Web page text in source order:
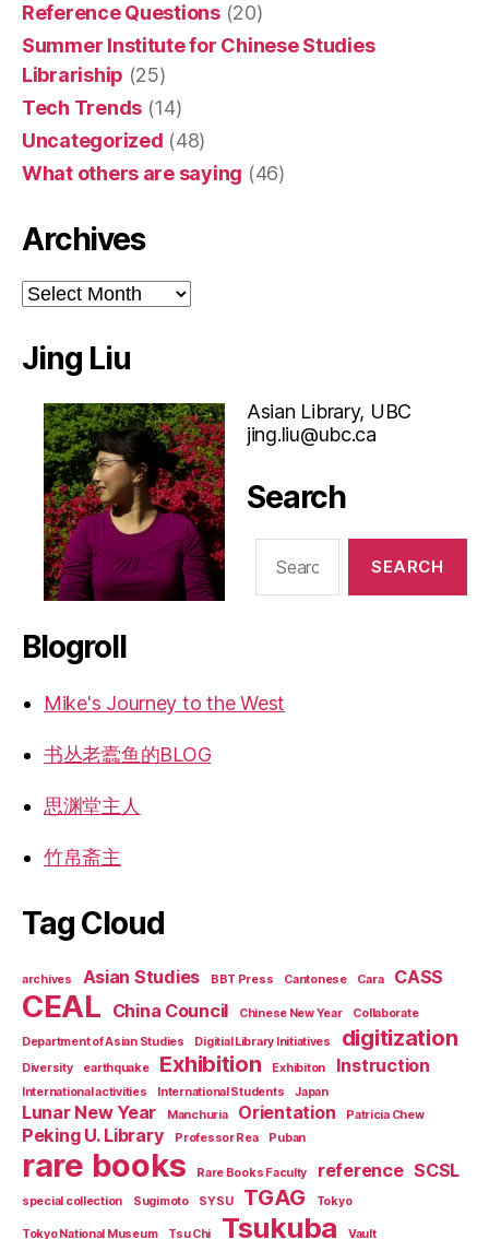
Reference Questions(20)
Summer Institute for Chinese Studies
Librariship (25)
Tech Trends (14)
Uncategorized (48)
What others are saying (46)
Archives
Archives
Jing Liu
Asian Library, UBC
jing.liu@ubc.ca
Search
Blogroll
Mike's Journey to the West
书丛老蠹鱼的BLOG
思渊堂主人
竹帛斋主
Tag Cloud
archives Asian Studies BBT Press Cantonese Cara CASS
CEAL China Council Chinese New Year
Collaborate
Department of Asian Studies
Digitial Library Initiatives digitization
Diversity earthquake Exhibition Exhibiton Instruction
International activities International Students Japan
Lunar New Year Manchuria Orientation Patricia Chew
Peking U. Library Professor Rea Puban
rare books Rare Books Faculty reference SCSL
special collection Sugimoto SYSU TGAG Tokyo
Tokyo National Museum Tsu Chi Tsukuba Vault